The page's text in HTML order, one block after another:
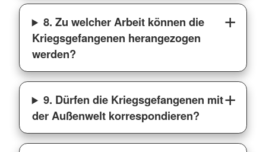
8. Zu welcher Arbeit können die
Kriegsgefangenen herangezogen
werden?
9. Dürfen die Kriegsgefangenen mit
der Außenwelt korrespondieren?